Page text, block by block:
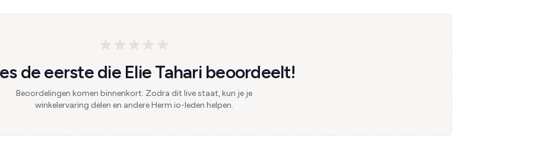
de eerste die Elie Tahari beoordeelt!
Beoordelingen komen binnenkort. Zodra dit live staat, kun je je
winkelervaring delen en andere Herm.io-leden helpen.